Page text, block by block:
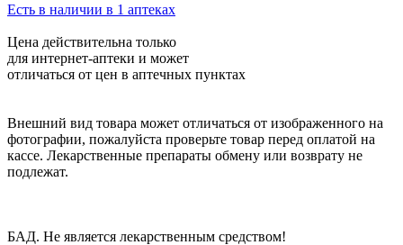
Есть в наличии в 1 аптеках
Цена действительна только
для интернет-аптеки и может
отличаться от цен в аптечных пунктах
Внешний вид товара может отличаться от изображенного на
фотографии, пожалуйста проверьте товар перед оплатой на
кассе. Лекарственные препараты обмену или возврату не
подлежат.
БАД. Не является лекарственным средством!